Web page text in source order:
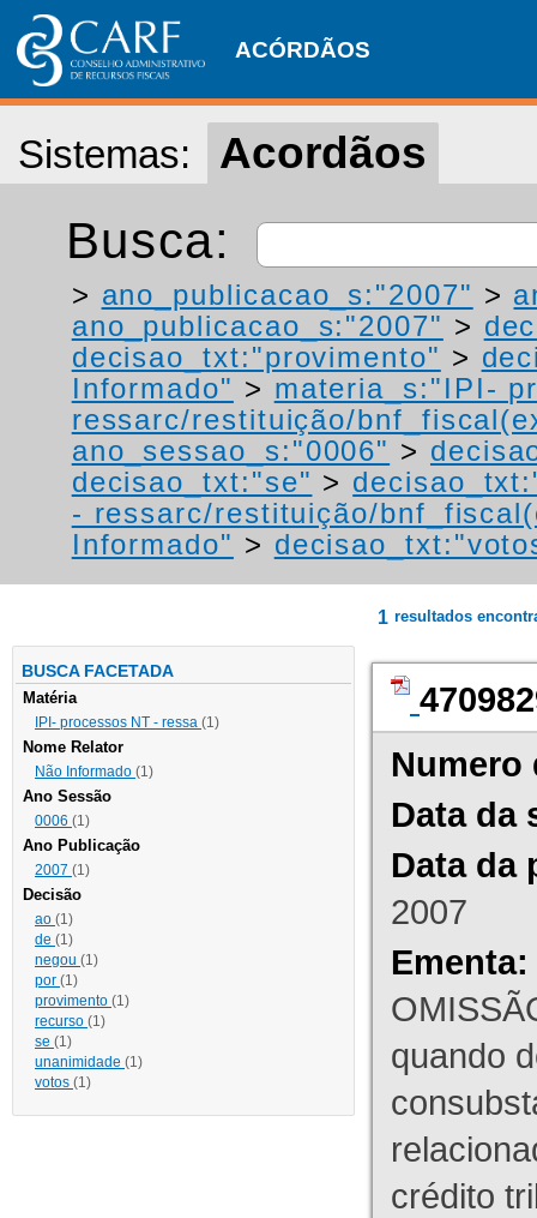
ACÓRDÃOS
Sistemas: Acordãos
Busca:
> ano_publicacao_s:"2007" >
ano_publicacao_s:"2007" >
decisao_txt:"provimento" >
Informado" > materia_s:"IPI-
ressarc/restituição/
ano_sessao_s:"0006" >
decisao_txt:"se" >
- ressarc/restituição/
Informado" >
BUSCA FACETADA
Matéria
IPI- processos NT - ressa (1)
Nome Relator
Não Informado (1)
Ano Sessão
0006 (1)
Ano Publicação
2007 (1)
Decisão
ao (1)
de (1)
negou (1)
por (1)
provimento (1)
recurso (1)
se (1)
unanimidade (1)
votos (1)
1 resultados
Numero
Data da
Data da
2007
Ementa:
quando
crédito